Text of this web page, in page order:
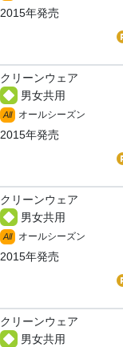
2015年発売
クリーンウェア
男女共用
All オールシーズン
2015年発売
クリーンウェア
男女共用
All オールシーズン
2015年発売
クリーンウェア
男女共用